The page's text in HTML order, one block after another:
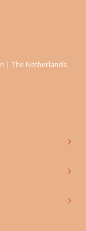
| The Netherlands